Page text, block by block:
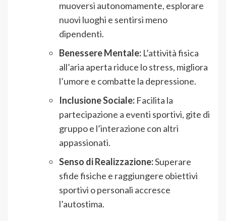
muoversi autonomamente, esplorare
nuovi luoghi e sentirsi meno
dipendenti.
Benessere Mentale: L’attività fisica
all’aria aperta riduce lo stress, migliora
l’umore e combatte la depressione.
Inclusione Sociale: Facilita la
partecipazione a eventi sportivi, gite di
gruppo e l’interazione con altri
appassionati.
Senso di Realizzazione:Superare
sfide fisiche e raggiungere obiettivi
sportivi o personali accresce
l’autostima.